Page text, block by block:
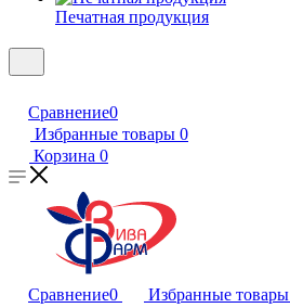
Печатная продукция
Сравнение0
Избранные товары 0
Корзина 0
Сравнение0 Избранные товары